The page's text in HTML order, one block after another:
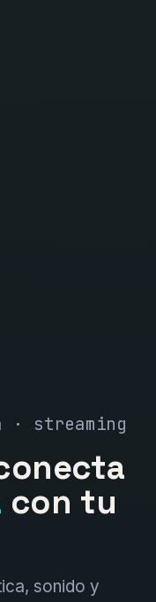
· streaming
con tu
sonido y